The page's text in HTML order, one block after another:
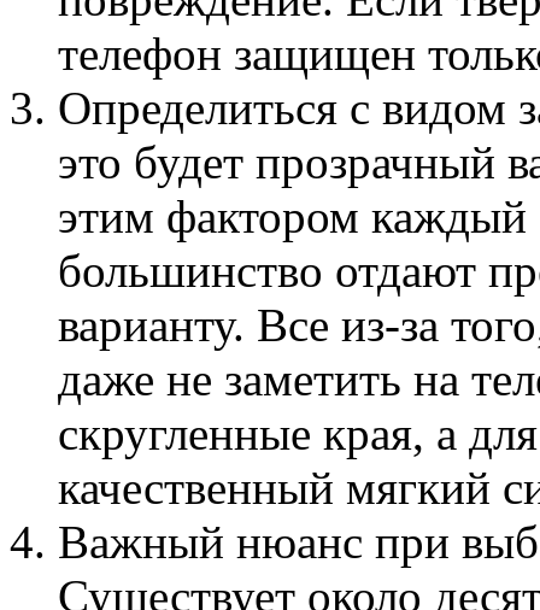
телефон защищен
Определиться с видом
это будет прозрачный
этим фактором каждый
большинство отдают
варианту. Все из-за
даже не заметить на
скругленные края, а
качественный мягкий
Важный нюанс при
Существует около